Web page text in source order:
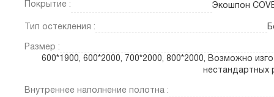
Покрытие : Экошпон
Тип остекления :
Размер :
600*1900, 600*2000, 700*2000, 800*2000, Возможно
нестандартных
Внутреннее наполнение полотна :